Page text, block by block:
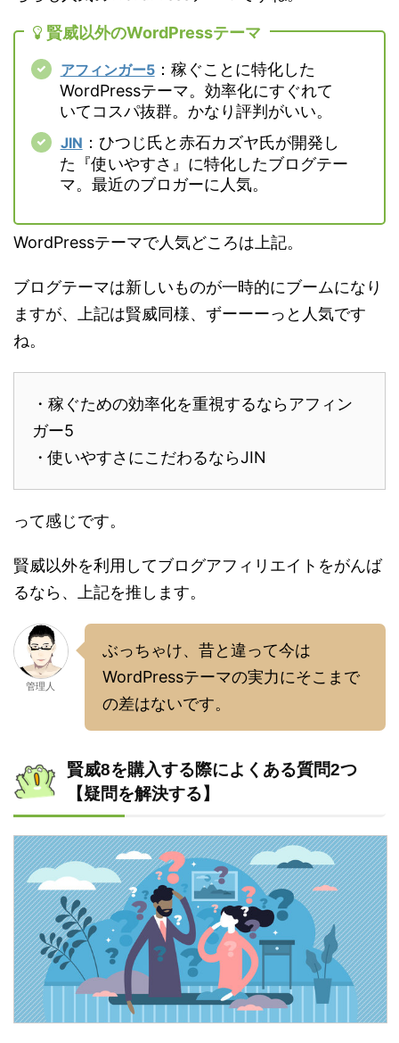
賢威以外のWordPressテーマ
アフィンガー5：稼ぐことに特化した
WordPressテーマ。効率化にすぐれて
いてコスパ抜群。かなり評判がいい。
JIN ：ひつじ氏と赤石カズヤ氏が開発し
た『使いやすさ』に特化したブログテー
マ。最近のブロガーに人気。
WordPressテーマで人気どころは上記。
ブログテーマは新しいものが一時的にブームになり
ますが、上記は賢威同様、ずーーーっと人気です
ね。
・稼ぐための効率化を重視するならアフィン
ガー5
・使いやすさにこだわるならJIN
って感じです。
賢威以外を利用してブログアフィリエイトをがんば
るなら、上記を推します。
管理人
ぶっちゃけ、昔と違って今は
WordPressテーマの実力にそこまで
の差はないです。
賢威8を購入する際によくある質問2つ
【疑問を解決する】